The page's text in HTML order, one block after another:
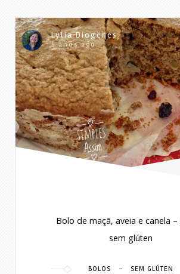
Lylia Diogenes
5 anos ago
Bolo de maçã, aveia e canela –
sem glúten
BOLOS - SEM GLÚTEN